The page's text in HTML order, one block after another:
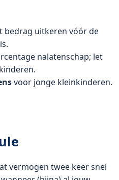
bedrag uitkeren vóór de
nalatenschap; let
voor jonge kleinkinderen.
vermogen twee keer snel